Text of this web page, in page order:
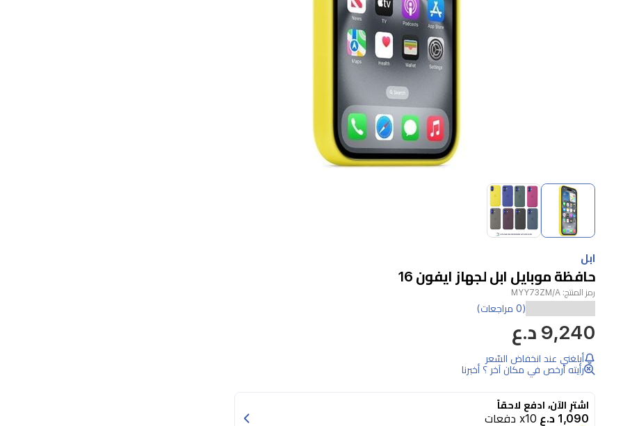
Item
1
of
2
ابل
حافظة موبايل ابل لجهاز ايفون 16
رمز المنتج: MYY73ZM/A
(0 مراجعات)
9,240 د.ع
أبلغني عند انخفاض السّعر
رأيته أرخص في مكان آخر ؟ أخبرنا
اشترِ الآن، ادفع لاحقاً
1,090 د.ع x10 دفعات